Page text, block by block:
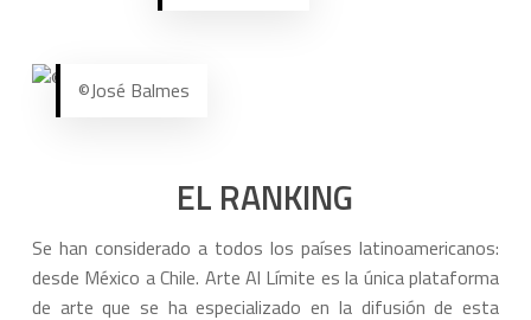
©José Balmes
EL RANKING
Se han considerado a todos los países latinoamericanos:
desde México a Chile. Arte Al Límite es la única plataforma
de arte que se ha especializado en la difusión de esta